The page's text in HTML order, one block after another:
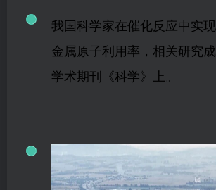
我国科学家在催化反应中实
金属原子利用率，相关研究
学术期刊《科学》上。